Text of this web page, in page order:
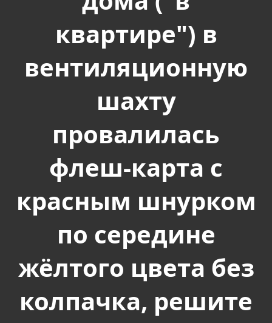
квартире") в
вентиляционную
шахту
провалилась
флеш-карта с
красным шнурком
по середине
жёлтого цвета без
колпачка, решите